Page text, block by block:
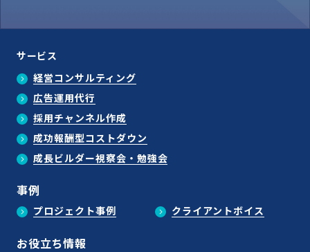
サービス
経営コンサルティング
広告運用代行
採用チャンネル作成
成功報酬型コストダウン
成長ビルダー視察会・勉強会
事例
プロジェクト事例 クライアントボイス
お役立ち情報